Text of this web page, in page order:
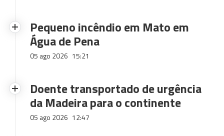
Pequeno incêndio em Mato em
Água de Pena
05 ago 2026 15:21
Doente transportado de urgência
da Madeira para o continente
05 ago 2026 12:47